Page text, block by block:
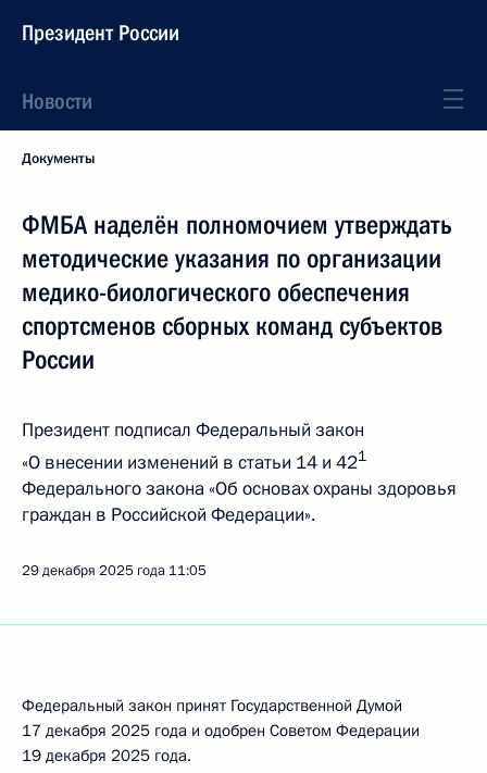
Президент России
Новости
Документы
ФМБА наделён полномочием утверждать
методические указания по организации
медико-биологического обеспечения
спортсменов сборных команд субъектов
России
Президент подписал Федеральный закон
«О внесении изменений в статьи 14 и 421
Федерального закона «Об основах охраны здоровья
граждан в Российской Федерации».
29 декабря 2025 года 11:05
Федеральный закон принят Государственной Думой
17 декабря 2025 года и одобрен Советом Федерации
19 декабря 2025 года.